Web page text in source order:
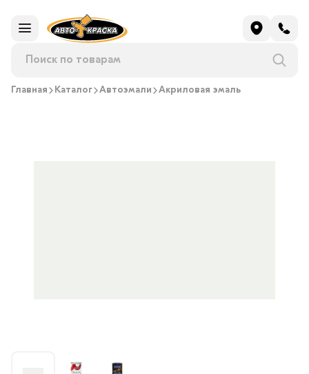
Главная Каталог Автоэмали Акриловая эмаль